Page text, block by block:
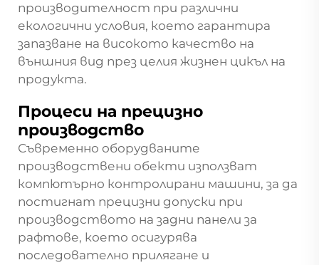
производителност при различни
екологични условия, което гарантира
запазване на високото качество на
външния вид през целия жизнен цикъл на
продукта.
Процеси на прецизно
производство
Съвременно оборудваните
производствени обекти използват
компютърно контролирани машини, за да
постигнат прецизни допуски при
производството на задни панели за
рафтове, което осигурява
последователно прилягане и